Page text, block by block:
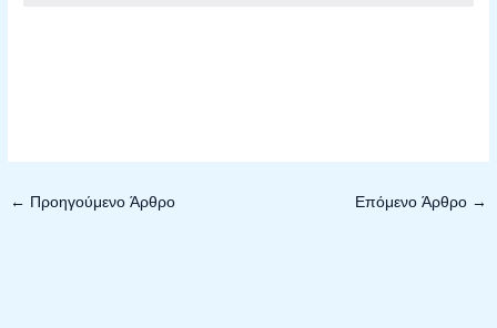
← Προηγούμενο Άρθρο Επόμενο Άρθρο →